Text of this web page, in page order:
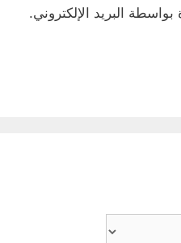
بواسطة البريد الإلكتروني.